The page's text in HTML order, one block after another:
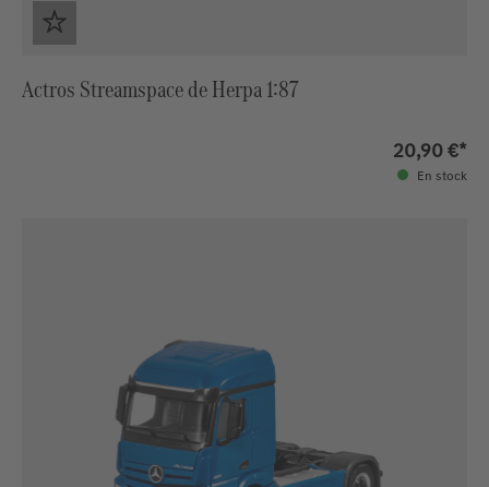
Actros Streamspace de Herpa 1:87
20,90 €*
En stock